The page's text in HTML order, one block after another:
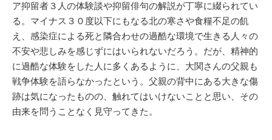
ア抑留者３人の体験談や抑留俳句の解説が丁寧に綴られてい
る。マイナス３０度以下にもなる北の寒さや食糧不足の飢
え、感染症による死と隣合わせの過酷な環境で生きる人々の
不安や悲しみを感じずにはいられないだろう。だが、精神的
に過酷な体験をした人に多くあるように、大関さんの父親も
戦争体験を語らなかったという。父親の背中にある大きな傷
跡は気になったものの、触れてはいけないことと思い、その
由来を問うことなく見守ってきた。